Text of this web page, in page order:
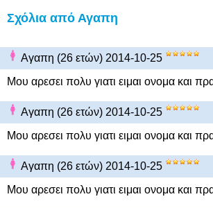
Σχόλια από Αγαπη
Αγαπη (26 ετών) 2014-10-25
Μου αρεσει πολυ γιατι ειμαι ονομα και
Αγαπη (26 ετών) 2014-10-25
Μου αρεσει πολυ γιατι ειμαι ονομα και
Αγαπη (26 ετών) 2014-10-25
Μου αρεσει πολυ γιατι ειμαι ονομα και